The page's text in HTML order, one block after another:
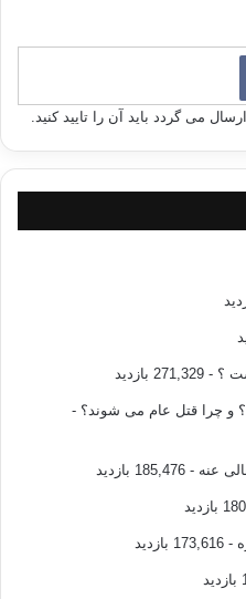
می گردد باید آن را تایید کنید.
؟ - 271,329 بازدید
و چرا قتل عام می شوند؟ -
عنه - 185,476 بازدید
- 173,616 بازدید